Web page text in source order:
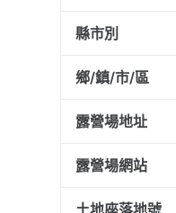
縣市別
鄉/鎮/市/區
露營場地址
露營場網站
土地座落地號